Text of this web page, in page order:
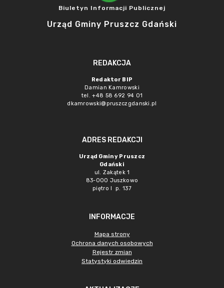
Biuletyn Informacji Publicznej
Urząd Gminy Pruszcz Gdański
REDAKCJA
Redaktor BIP
Damian Kamrowski
tel. +48 58 692 94 01
dkamrowski@pruszczgdanski.pl
ADRES REDAKCJI
Urząd Gminy Pruszcz
Gdański
ul. Zakątek 1
83-000 Juszkowo
piętro I p. 137
INFORMACJE
Mapa strony
Ochrona danych osobowych
Rejestr zmian
Statystyki odwiedzin